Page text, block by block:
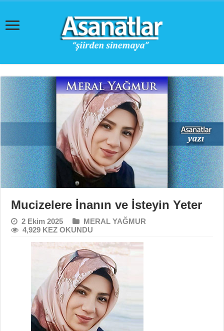
Mucizelere İnanın ve İsteyin Yeter
2 Ekim 2025
MERAL YAĞMUR
4,929 KEZ OKUNDU